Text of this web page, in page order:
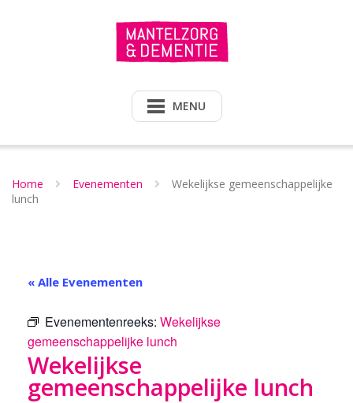
MENU
Home Evenementen
Wekelijkse gemeenschappelijke
lunch
« Alle Evenementen
Evenementenreeks: Wekelijkse
gemeenschappelijke lunch
Wekelijkse
gemeenschappelijke lunch